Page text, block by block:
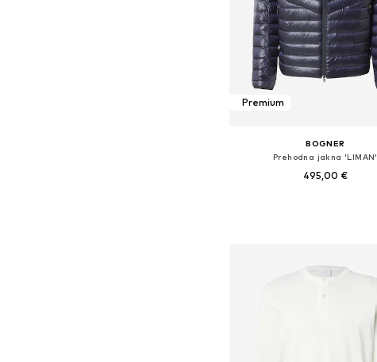
Premium
BOGNER
Prehodna jakna 'LIMAN'
495,00 €